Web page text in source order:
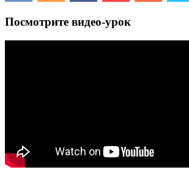
Посмотрите видео-урок